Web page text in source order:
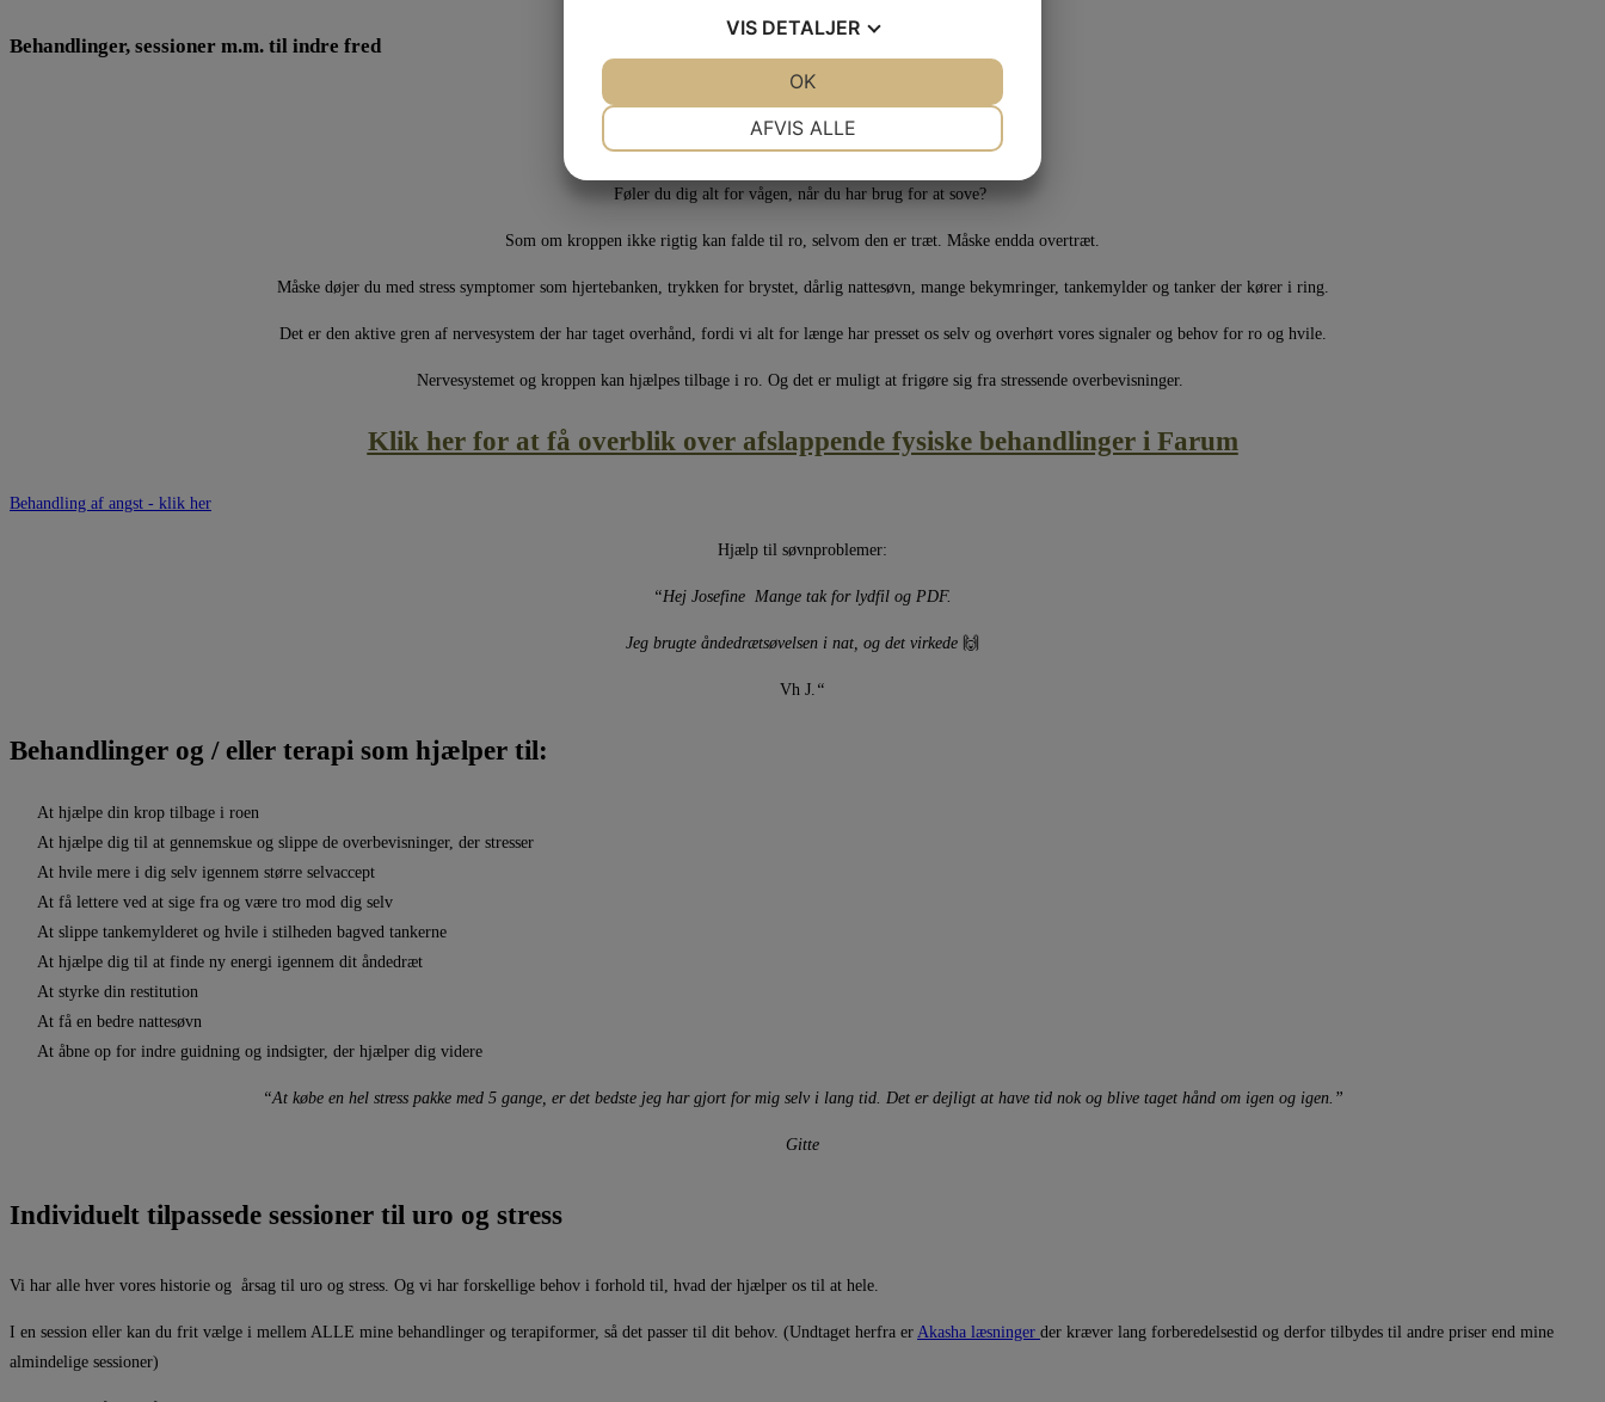
Behandlinger, sessioner m.m. til indre fred
En indre sitren som mærkes endnu tydeligere, når du er stille?
Føler du dig alt for vågen, når du har brug for at sove?
Som om kroppen ikke rigtig kan falde til ro, selvom den er træt. Måske endda overtræt.
Måske døjer du med stress symptomer som hjertebanken, trykken for brystet, dårlig nattesøvn, mange bekymringer, tankemylder og tanker der kører i ring.
Det er den aktive gren af nervesystem der har taget overhånd, fordi vi alt for længe har presset os selv og overhørt vores signaler og behov for ro og hvile.
Nervesystemet og kroppen kan hjælpes tilbage i ro. Og det er muligt at frigøre sig fra stressende overbevisninger.
Klik her for at få overblik over afslappende fysiske behandlinger i Farum
Behandling af angst - klik her
Hjælp til søvnproblemer:
“Hej Josefine Mange tak for lydfil og PDF.
Jeg brugte åndedrætsøvelsen i nat, og det virkede 🙌
Vh J. “
Behandlinger og / eller terapi som hjælper til:
At hjælpe din krop tilbage i roen
At hjælpe dig til at gennemskue og slippe de overbevisninger, der stresser
At hvile mere i dig selv igennem større selvaccept
At få lettere ved at sige fra og være tro mod dig selv
At slippe tankemylderet og hvile i stilheden bagved tankerne
At hjælpe dig til at finde ny energi igennem dit åndedræt
At styrke din restitution
At få en bedre nattesøvn
At åbne op for indre guidning og indsigter, der hjælper dig videre
“At købe en hel stress pakke med 5 gange, er det bedste jeg har gjort for mig selv i lang tid. Det er dejligt at have tid nok og blive taget hånd om igen og igen.”
Gitte
Individuelt tilpassede sessioner til uro og stress
Vi har alle hver vores historie og årsag til uro og stress. Og vi har forskellige behov i forhold til, hvad der hjælper os til at hele.
I en session eller kan du frit vælge i mellem ALLE mine behandlinger og terapiformer, så det passer til dit behov. (Undtaget herfra er Akasha læsninger der kræver lang forberedelsestid og derfor tilbydes til andre priser end mine
almindelige sessioner)
VIS DETALJER
MARKETING STATISTIK
AFVIS ALLE
OK